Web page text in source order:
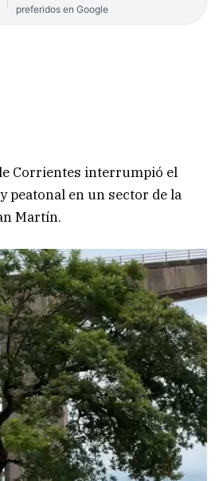
preferidos en Google
Corrientes interrumpió el
peatonal en un sector de la
Martín.